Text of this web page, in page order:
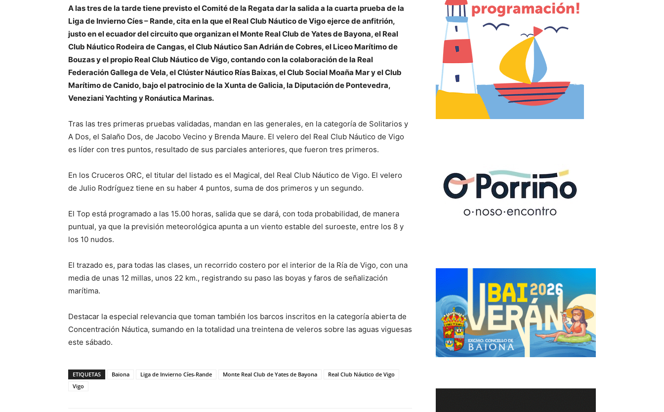
A las tres de la tarde tiene previsto el Comité de la Regata dar la salida a la cuarta prueba de la
Liga de Invierno Cíes – Rande, cita en la que el Real Club Náutico de Vigo ejerce de anfitrión,
justo en el ecuador del circuito que organizan el Monte Real Club de Yates de Bayona, el Real
Club Náutico Rodeira de Cangas, el Club Náutico San Adrián de Cobres, el Liceo Marítimo de
Bouzas y el propio Real Club Náutico de Vigo, contando con la colaboración de la Real
Federación Gallega de Vela, el Clúster Náutico Rías Baixas, el Club Social Moaña Mar y el Club
Marítimo de Canido, bajo el patrocinio de la Xunta de Galicia, la Diputación de Pontevedra,
Veneziani Yachting y Ronáutica Marinas.
Tras las tres primeras pruebas validadas, mandan en las generales, en la categoría de Solitarios y
A Dos, el Salaño Dos, de Jacobo Vecino y Brenda Maure. El velero del Real Club Náutico de Vigo
es líder con tres puntos, resultado de sus parciales anteriores, que fueron tres primeros.
En los Cruceros ORC, el titular del listado es el Magical, del Real Club Náutico de Vigo. El velero
de Julio Rodríguez tiene en su haber 4 puntos, suma de dos primeros y un segundo.
El Top está programado a las 15.00 horas, salida que se dará, con toda probabilidad, de manera
puntual, ya que la previsión meteorológica apunta a un viento estable del suroeste, entre los 8 y
los 10 nudos.
El trazado es, para todas las clases, un recorrido costero por el interior de la Ría de Vigo, con una
media de unas 12 millas, unos 22 km., registrando su paso las boyas y faros de señalización
marítima.
Destacar la especial relevancia que toman también los barcos inscritos en la categoría abierta de
Concentración Náutica, sumando en la totalidad una treintena de veleros sobre las aguas viguesas
este sábado.
ETIQUETAS Baiona Liga de Invierno Cíes-Rande Monte Real Club de Yates de Bayona
Real Club Náutico de Vigo
Vigo